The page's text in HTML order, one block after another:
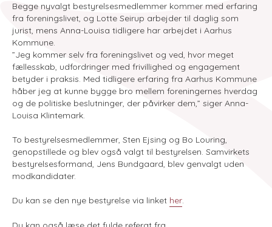
Begge nyvalgt bestyrelsesmedlemmer kommer med erfaring
fra foreningslivet, og Lotte Seirup arbejder til daglig som
jurist, mens Anna-Louisa tidligere har arbejdet i Aarhus
Kommune.
”Jeg kommer selv fra foreningslivet og ved, hvor meget
fællesskab, udfordringer med frivillighed og engagement
betyder i praksis. Med tidligere erfaring fra Aarhus Kommune
håber jeg at kunne bygge bro mellem foreningernes hverdag
og de politiske beslutninger, der påvirker dem,” siger Anna-
Louisa Klintemark.
To bestyrelsesmedlemmer, Sten Ejsing og Bo Louring,
genopstillede og blev også valgt til bestyrelsen. Samvirkets
bestyrelsesformand, Jens Bundgaard, blev genvalgt uden
modkandidater.
Du kan se den nye bestyrelse via linket her.